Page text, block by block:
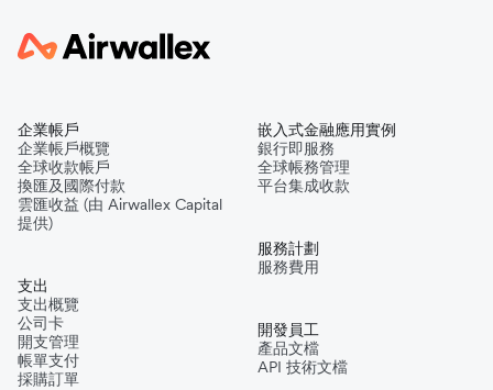
企業帳戶
企業帳戶概覽
全球收款帳戶
換匯及國際付款
雲匯收益 (由 Airwallex Capital
提供)
支出
支出概覽
公司卡
開支管理
帳單支付
採購訂單
嵌入式金融應用實例
銀行即服務
全球帳務管理
平台集成收款
服務計劃
服務費用
開發員工
產品文檔
API 技術文檔